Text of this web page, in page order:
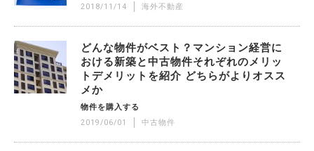
2018/11/14 海外不動産
どんな物件がベスト？マンション経営に
おける新築と中古物件それぞれのメリッ
トデメリットを紹介 どちらがよりオスス
メか
物件を購入する
2019/06/01 中古物件